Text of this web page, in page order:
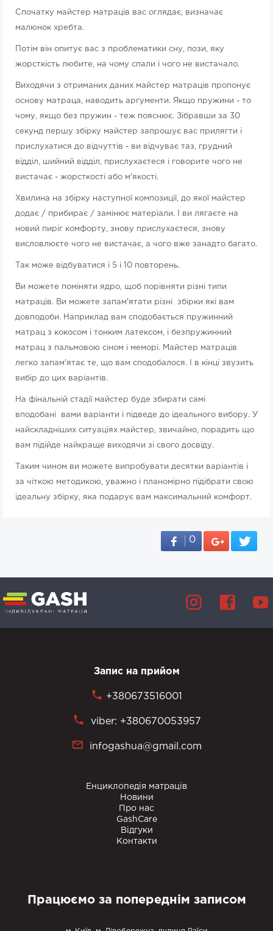
Спочатку майстер матраців вас оглядає, визначає
малюнок хребта.
Потім він опитує вас з проблематики сну, пози, яку
жорсткість любите, на чому спали і чого не вистачало.
Виходячи з отриманих даних майстер матраців пропонує
основу матраца, наводить аргументи. Якщо пружини - то
чому, якщо без пружин - теж пояснює. Зібравши за 30
секунд першу збірку майстер запрошує вас прилягти і
прислухатися до відчуттів - ви відчуває таз, грудний
відділ, шийний відділ, прислухаєтеся і говорите чого не
вистачає - жорсткості або м'якості.
Хвилина на збірку наступної композиції, до якої майстер
додає / прибирає / замінює матеріали. І ви лягаєте на
новий пиріг комфорту, знову прислухаєтеся, знову
висловлюєте чого не вистачає, а чого вже занадто багато.
Так може відбуватися і 5 і 10 повторень.
Ви можете поміняти ядро, щоб порівняти різні типи
матраців. Ви можете запам'ятати різні збірки які вам
довподоби. Наприклад вам сподобається пружинний
матрац з кокосом і тонким латексом, і безпружинний
матрац з пальмовою сіном і меморі. Майстер матраців
легко запам'ятає те, що вам сподобалося. І в кінці звузить
вибір до цих варіантів.
На фінальній стадії майстер буде збирати самі
вподобані вами варіанти і підведе до ідеального вибору. У
найскладніших ситуаціях майстер, звичайно, порадить що
вам підійде найкраще виходячи зі свого досвіду.
Таким чином ви можете випробувати десятки варіантів і
за чіткою методикою, уважно і планомірно підібрати свою
ідеальну збірку, яка подарує вам максимальний комфорт.
0
Запис на прийом
+380673516001
viber: +380670053957
infogashua@gmail.com
Енциклопедія матраців
Новини
Про нас
GashCare
Відгуки
Контакти
Працюємо за попереднім записом